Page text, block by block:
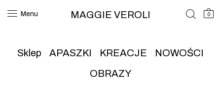
Menu MAGGIE VEROLI 0
Sklep APASZKI KREACJE
NOWOŚCI
OBRAZY